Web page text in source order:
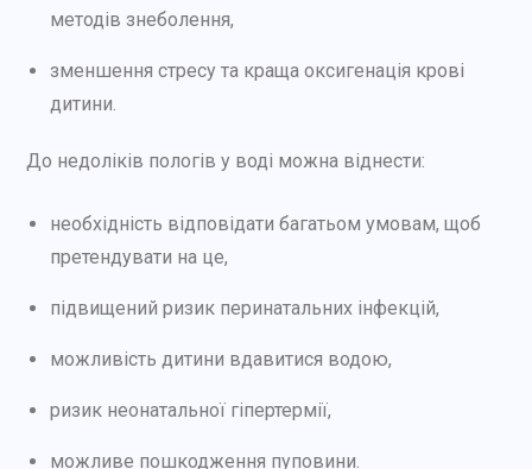
методів знеболення,
зменшення стресу та краща оксигенація крові
дитини.
До недоліків пологів у воді можна віднести:
необхідність відповідати багатьом умовам, щоб
претендувати на це,
підвищений ризик перинатальних інфекцій,
можливість дитини вдавитися водою,
ризик неонатальної гіпертермії,
можливе пошкодження пуповини.